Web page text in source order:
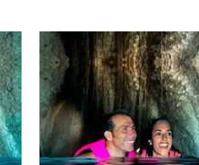
Rango
de
precios:
desde
$45.00
hasta
$90.00